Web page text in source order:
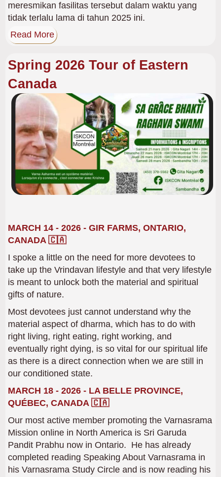
meresmikan fasilitas tersebut dalam waktu yang
tidak terlalu lama di tahun 2025 ini.
Read More
Spring 2026 Tour of Eastern
Canada
Gambar
MARCH 14 - 2026 - GIR FARMS, ONTARIO,
CANADA 🇨🇦
I spoke a little on the need for more devotees to
take up the Vrindavan lifestyle and that very lifestyle
is meant to unlock both the material and spiritual
gifts of nature.
Most devotees just cannot understand why the
material aspect of dharma, which has to do with
right living, right eating, right working, and
eventually right dying, is so vital for our spiritual life
as there is a direct connection when we are still in
our conditioned state.
MARCH 18 - 2026 - LA BELLE PROVINCE,
QUÉBEC, CANADA 🇨🇦
Our most active member promoting the Varnasrama
Mission online in North America is Sri Garuda
Pandit Prabhu now in Ontario. He has already
completed reading Speaking About Varnasrama in
his Varnasrama Study Circle and is now reading his